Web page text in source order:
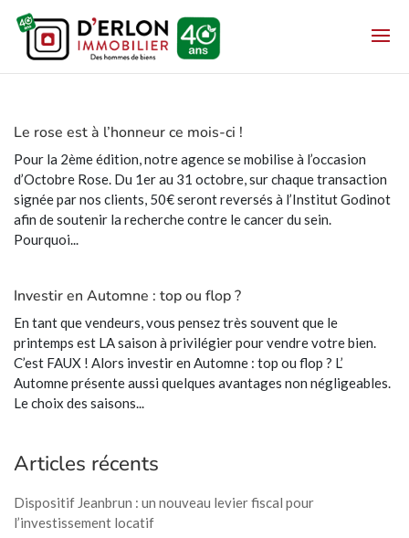
Le rose est à l’honneur ce mois-ci !
Pour la 2ème édition, notre agence se mobilise à l’occasion
d’Octobre Rose. Du 1er au 31 octobre, sur chaque transaction
signée par nos clients, 50€ seront reversés à l’Institut Godinot
afin de soutenir la recherche contre le cancer du sein.
Pourquoi...
Investir en Automne : top ou flop ?
En tant que vendeurs, vous pensez très souvent que le
printemps est LA saison à privilégier pour vendre votre bien.
C’est FAUX ! Alors investir en Automne : top ou flop ? L’
Automne présente aussi quelques avantages non négligeables.
Le choix des saisons...
Articles récents
Dispositif Jeanbrun : un nouveau levier fiscal pour
l’investissement locatif